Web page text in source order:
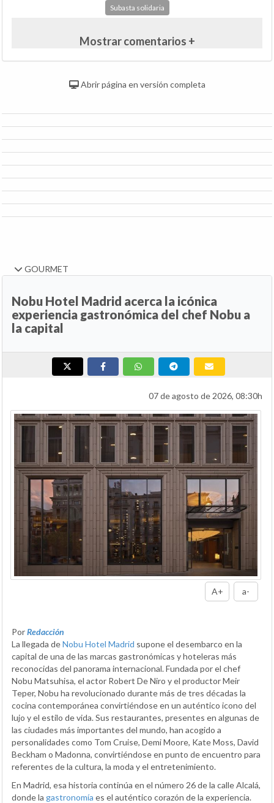
Subasta solidaria
Mostrar comentarios +
Abrir página en versión completa
GOURMET
Nobu Hotel Madrid acerca la icónica
experiencia gastronómica del chef Nobu a
la capital
07 de agosto de 2026, 08:30h
A+ a-
PorRedacción
La llegada deNobu Hotel Madrid supone el desembarco en la
capital de una de las marcas gastronómicas y hoteleras más
reconocidas del panorama internacional. Fundada por el chef
Nobu Matsuhisa, el actor Robert De Niro y el productor Meir
Teper, Nobu ha revolucionado durante más de tres décadas la
cocina contemporánea convirtiéndose en un auténtico icono del
lujo y el estilo de vida. Sus restaurantes, presentes en algunas de
las ciudades más importantes del mundo, han acogido a
personalidades como Tom Cruise, Demi Moore, Kate Moss, David
Beckham o Madonna, convirtiéndose en punto de encuentro para
referentes de la cultura, la moda y el entretenimiento.
En Madrid, esa historia continúa en el número 26 de la calle Alcalá,
donde la gastronomía es el auténtico corazón de la experiencia.